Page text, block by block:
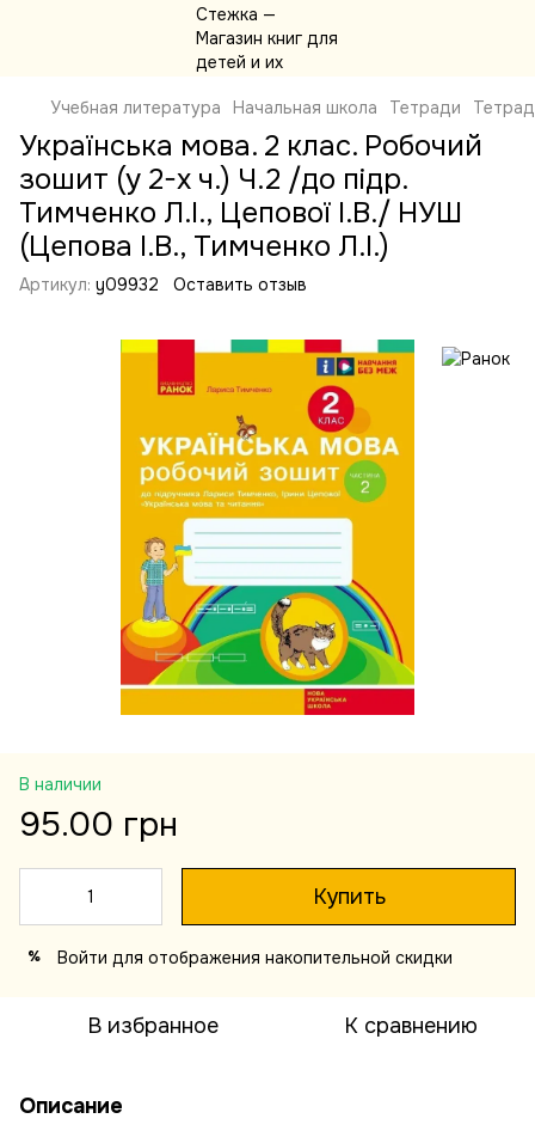
Учебная литература Начальная школа Тетради
Українська мова. 2 клас. Робочий
зошит (у 2-х ч.) Ч.2 /до підр.
Тимченко Л.І., Цепової І.В./ НУШ
(Цепова І.В., Тимченко Л.І.)
Артикул: y09932 Оставить отзыв
В наличии
95.00 грн
Купить
% Войти для отображения накопительной скидки
В избранное К сравнению
Описание